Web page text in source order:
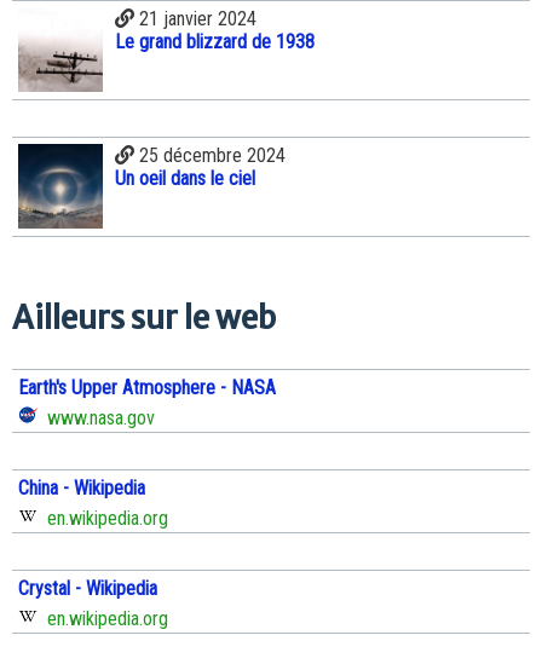
21 janvier 2024
Le grand blizzard de 1938
25 décembre 2024
Un oeil dans le ciel
Ailleurs sur le web
Earth's Upper Atmosphere - NASA
www.nasa.gov
China - Wikipedia
en.wikipedia.org
Crystal - Wikipedia
en.wikipedia.org